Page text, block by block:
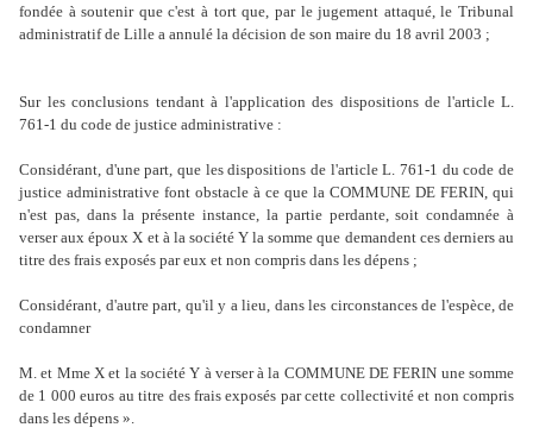
fondée à soutenir que c'est à tort que, par le jugement attaqué, le Tribunal
administratif de Lille a annulé la décision de son maire du 18 avril 2003 ;
Sur les conclusions tendant à l'application des dispositions de l'article L.
761-1 du code de justice administrative :
Considérant, d'une part, que les dispositions de l'article L. 761-1 du code de
justice administrative font obstacle à ce que la COMMUNE DE FERIN, qui
n'est pas, dans la présente instance, la partie perdante, soit condamnée à
verser aux époux X et à la société Y la somme que demandent ces derniers au
titre des frais exposés par eux et non compris dans les dépens ;
Considérant, d'autre part, qu'il y a lieu, dans les circonstances de l'espèce, de
condamner
M. et Mme X et la société Y à verser à la COMMUNE DE FERIN une somme
de 1 000 euros au titre des frais exposés par cette collectivité et non compris
dans les dépens ».